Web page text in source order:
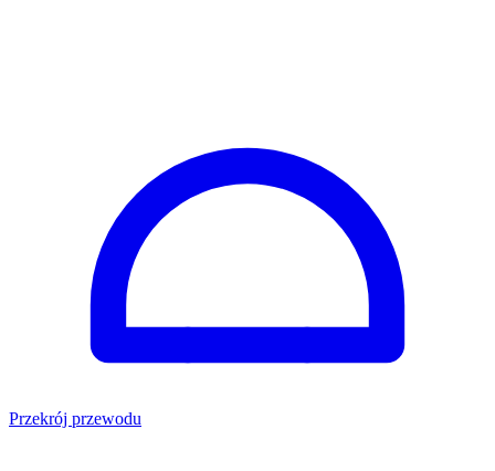
Przekrój przewodu